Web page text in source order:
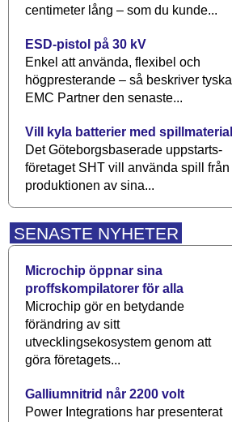
centimeter lång – som du kunde...
ESD-pistol på 30 kV
Enkel att använda, flexibel och
högpresterande – så beskriver tyska
EMC Partner den senaste...
Vill kyla batterier med spillmaterial
Det Göteborgsbaserade upp­starts­
företaget SHT vill använda spill från
produktionen av sina...
SENASTE NYHETER
Microchip öppnar sina
proffskompilatorer för alla
Microchip gör en betydande
förändring av sitt
utvecklingsekosystem genom att
göra företagets...
Galliumnitrid når 2200 volt
Power Integrations har presenterat